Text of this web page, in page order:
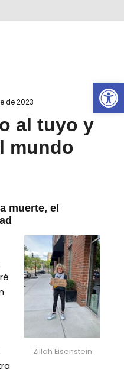
de 2023
al tuyo y
mundo
muerte, el
Zillah Eisenstein